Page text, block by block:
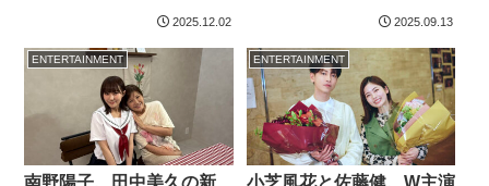
とがないタイプ」の役！
「旅サラダ」大仁田美咲
アナが…
2025.12.02
先で、さまざまな人間ド
2025.09.13
ENTERTAINMENT ENTERTAINMENT